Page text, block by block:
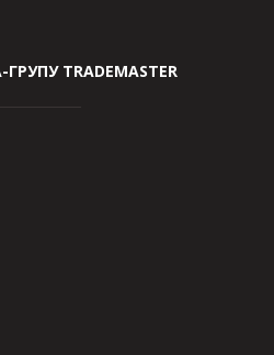
TRADEMASTER